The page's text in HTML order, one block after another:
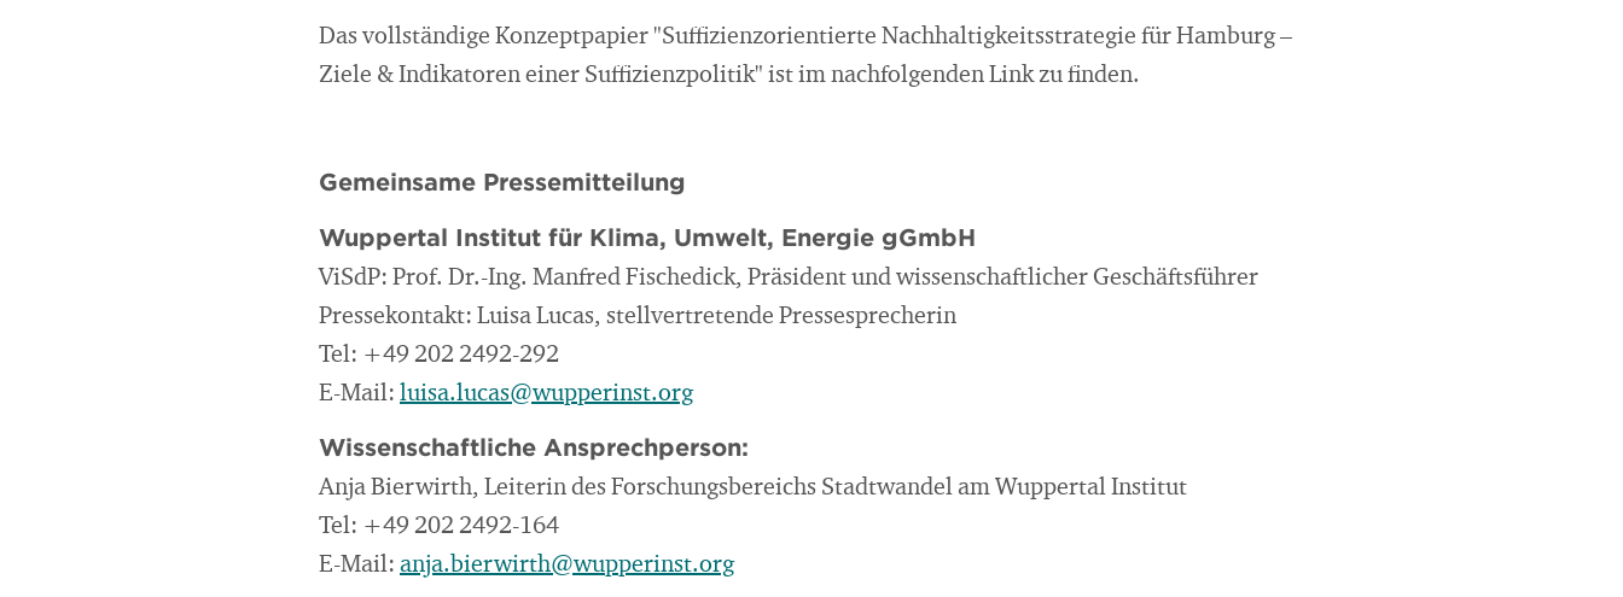
Das vollständige Konzeptpapier "Suffizienzorientierte Nachhaltigkeitsstrategie für Hamburg –
Ziele & Indikatoren einer Suffizienzpolitik" ist im nachfolgenden Link zu finden.
Gemeinsame Pressemitteilung
Wuppertal Institut für Klima, Umwelt, Energie gGmbH
ViSdP: Prof. Dr.-Ing. Manfred Fischedick, Präsident und wissenschaftlicher Geschäftsführer
Pressekontakt: Luisa Lucas, stellvertretende Pressesprecherin
Tel: +49 202 2492-292
E-Mail: luisa.lucas@wupperinst.org
Wissenschaftliche Ansprechperson:
Anja Bierwirth, Leiterin des Forschungsbereichs Stadtwandel am Wuppertal Institut
Tel: +49 202 2492-164
E-Mail: anja.bierwirth@wupperinst.org